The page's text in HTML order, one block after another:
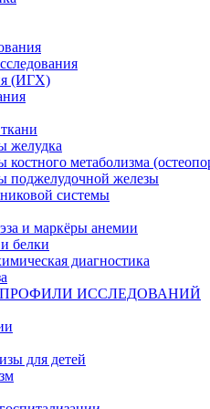
(ИГХ)
желудка
метаболизма
поджелудочной железы
системы
и маркёры анемии
белки
диагностика
ИССЛЕДОВАНИЙ
для детей